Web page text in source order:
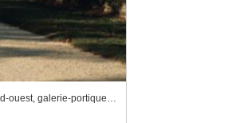
Château d'Oiron, aile sud-ouest, galerie-portique et tour des Ondes